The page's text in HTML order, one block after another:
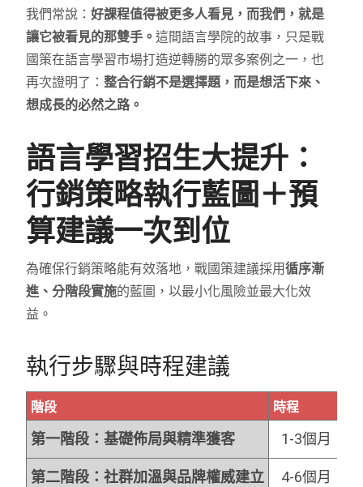
我們常說：好課程值得被更多人看見，而我們，就是
讓它被看見的那雙手。這間語言學院的故事，只是戰
國策在語言學習市場打造逆轉勝的眾多案例之一，也
再次證明了：整合行銷不是選擇題，而是想活下來、
想成長的必然之路。
語言學習招生大提升：
行銷策略執行藍圖＋預
算建議一次到位
為確保行銷策略能有效落地，戰國策建議採用循序漸
進、分階段實施的藍圖，以最小化風險並最大化效
益。
執行步驟與時程建議
階段 時程
第一階段：基礎佈局與精準獲客 1-3個月
第二階段：社群加溫與品牌權威建立 4-6個月